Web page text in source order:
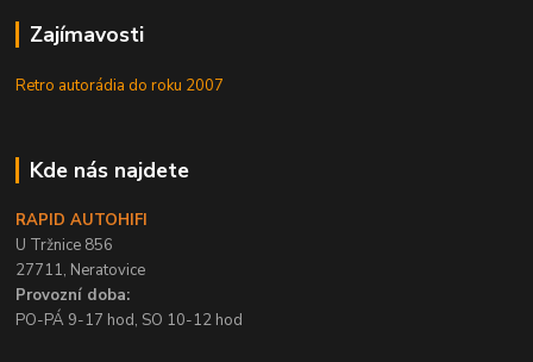
Zajímavosti
Retro autorádia do roku 2007
Kde nás najdete
RAPID AUTOHIFI
U Tržnice 856
27711, Neratovice
Provozní doba:
PO-PÁ 9-17 hod, SO 10-12 hod